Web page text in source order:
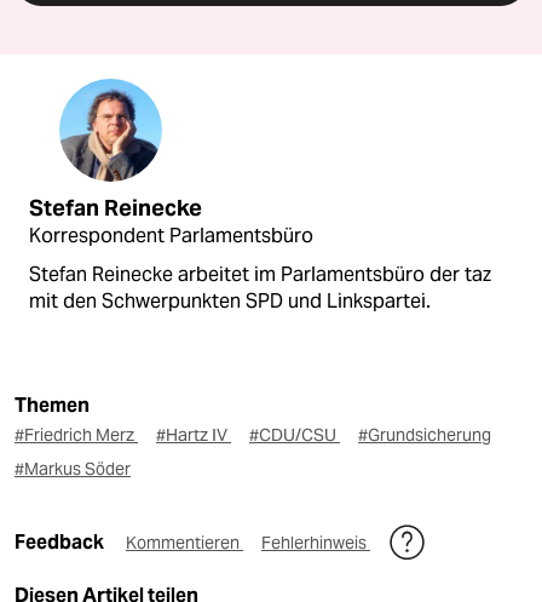
Stefan Reinecke
Korrespondent Parlamentsbüro
Stefan Reinecke arbeitet im Parlamentsbüro der taz
mit den Schwerpunkten SPD und Linkspartei.
Themen
#Friedrich Merz #Hartz IV #CDU/CSU
#Grundsicherung
#Markus Söder
Feedback Kommentieren Fehlerhinweis
Diesen Artikel teilen